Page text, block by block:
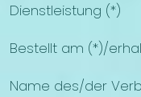
Dienstleistung (*)
Bestellt am (*)/
Name des/der